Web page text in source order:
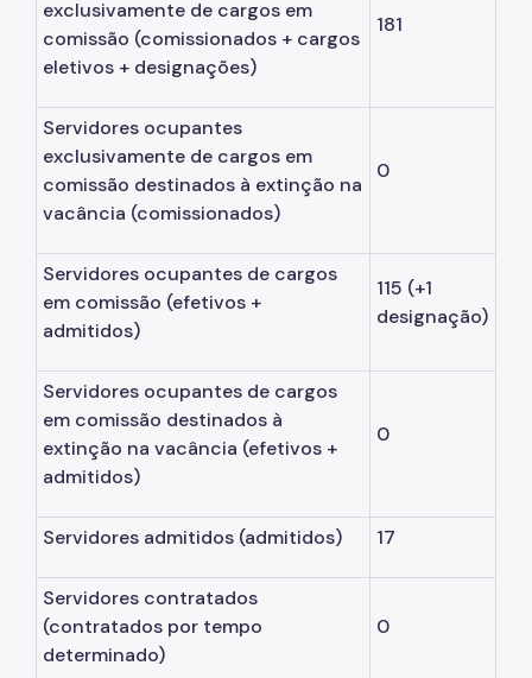
exclusivamente de cargos em
comissão (comissionados + cargos
eletivos + designações)
181
Servidores ocupantes
exclusivamente de cargos em
comissão destinados à extinção na
vacância (comissionados)
0
Servidores ocupantes de cargos
em comissão (efetivos +
admitidos)
115 (+1
designação)
Servidores ocupantes de cargos
em comissão destinados à
extinção na vacância (efetivos +
admitidos)
0
Servidores admitidos (admitidos) 17
Servidores contratados
(contratados por tempo
determinado)
0